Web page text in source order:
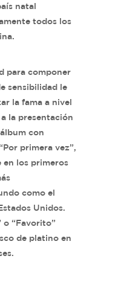
natal
todos los
para componer
sensibilidad le
la fama a nivel
la presentación
con
primera vez”,
en los primeros
como el
Unidos.
o “Favorito”
de platino en